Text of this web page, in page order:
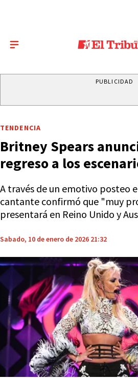
PUBLICIDAD
TENDENCIA
Britney Spears
regreso a los
A través de un emotivo posteo
cantante confirmó que "muy
presentará en Reino Unido y
Sabado, 10 de enero de 2026 21:32